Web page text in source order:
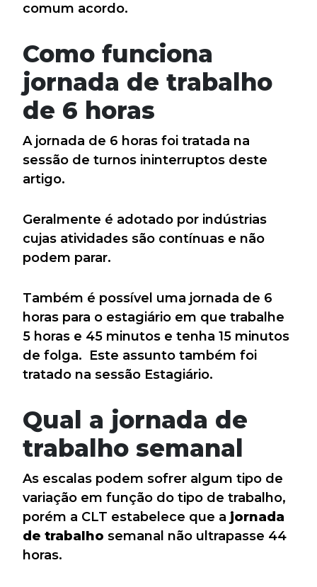
comum acordo.
Como funciona
jornada de trabalho
de 6 horas
A jornada de 6 horas foi tratada na
sessão de turnos ininterruptos deste
artigo.
Geralmente é adotado por indústrias
cujas atividades são contínuas e não
podem parar.
Também é possível uma jornada de 6
horas para o estagiário em que trabalhe
5 horas e 45 minutos e tenha 15 minutos
de folga. Este assunto também foi
tratado na sessão Estagiário.
Qual a jornada de
trabalho semanal
As escalas podem sofrer algum tipo de
variação em função do tipo de trabalho,
porém a CLT estabelece que a jornada
de trabalho semanal não ultrapasse 44
horas.